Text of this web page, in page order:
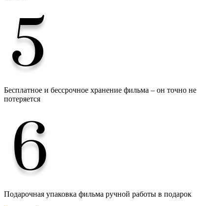
Бесплатное и бессрочное хранение фильма – он точно не
потеряется
Подарочная упаковка фильма ручной работы в подарок